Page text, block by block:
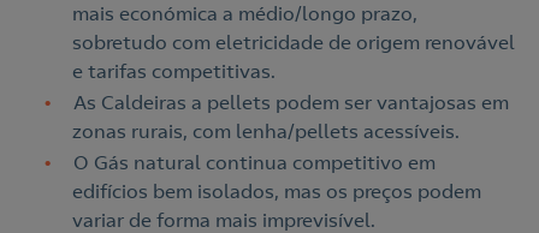
mais económica a médio/longo prazo,
sobretudo com eletricidade de origem renovável
e tarifas competitivas.
As Caldeiras a pellets podem ser vantajosas em
zonas rurais, com lenha/pellets acessíveis.
O Gás natural continua competitivo em
edifícios bem isolados, mas os preços podem
variar de forma mais imprevisível.